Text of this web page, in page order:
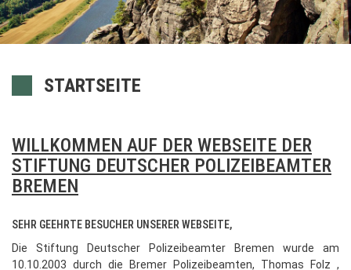
STARTSEITE
WILLKOMMEN AUF DER WEBSEITE DER
STIFTUNG DEUTSCHER POLIZEIBEAMTER
BREMEN
SEHR GEEHRTE BESUCHER UNSERER WEBSEITE,
Die Stiftung Deutscher Polizeibeamter Bremen wurde am
10.10.2003 durch die Bremer Polizeibeamten, Thomas Folz ,